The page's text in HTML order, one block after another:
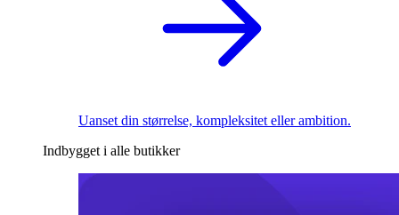
Uanset din størrelse, kompleksitet eller ambition.
Indbygget i alle butikker